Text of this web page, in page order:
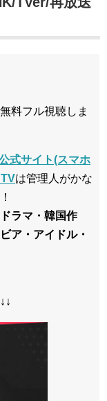
料フル視聴しま
式サイト(スマホ
は管理人がかな
ラマ・韓国作
ア・アイドル・